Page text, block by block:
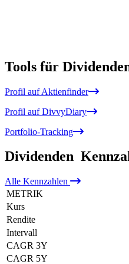
Tools für
Profil auf Aktienfinder
Profil auf DivvyDiary
Portfolio-Tracking
Dividenden
Alle Kennzahlen
METRIK
Kurs
Rendite
Intervall
CAGR 3Y
CAGR 5Y